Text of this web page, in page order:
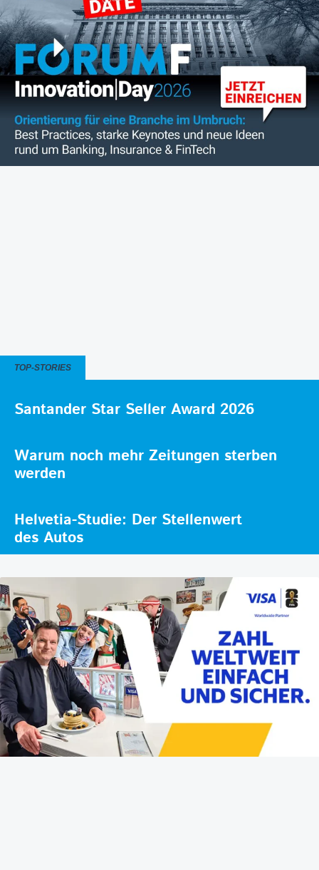
TOP-STORIES
Santander Star Seller Award 2026
Warum noch mehr Zeitungen sterben
werden
Helvetia-Studie: Der Stellenwert
des Autos